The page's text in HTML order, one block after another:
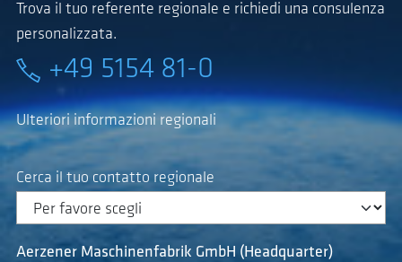
Trova il tuo referente regionale e richiedi una consulenza
personalizzata.
+49 5154 81-0
Ulteriori informazioni regionali
Cerca il tuo contatto regionale
Aerzener Maschinenfabrik GmbH (Headquarter)